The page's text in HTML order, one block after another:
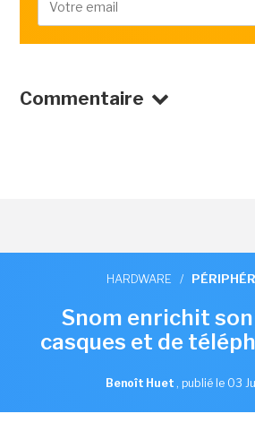
Commentaire
HARDWARE /
Snom enrichit
casques et de
Benoît Huet , publié le 03